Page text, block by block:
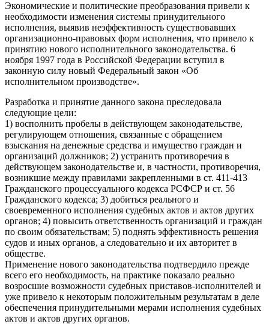
Экономические и политические преобразования привели к
необходимости изменения системы принудительного
исполнения, выявив неэффективность существовавших
организационно-правовых форм исполнения, что привело к
принятию нового исполнительного законодательства. 6
ноября 1997 года в Российской Федерации вступил в
законную силу новый Федеральный закон «Об
исполнительном производстве».
Разработка и принятие данного закона преследовала
следующие цели:
1) восполнить пробелы в действующем законодательстве,
регулирующем отношения, связанные с обращением
взыскания на денежные средства и имущество граждан и
организаций должников; 2) устранить противоречия в
действующем законодательстве и, в частности, противоречия,
возникшие между правилами закрепленными в ст. 411-413
Гражданского процессуального кодекса РСФСР и ст. 56
Гражданского кодекса; 3) добиться реального и
своевременного исполнения судебных актов и актов других
органов; 4) повысить ответственность организаций и граждан
по своим обязательствам; 5) поднять эффективность решения
судов и иных органов, а следовательно и их авторитет в
обществе.
Применение нового законодательства подтвердило прежде
всего его необходимость, на практике показало реально
возросшие возможности судебных приставов-исполнителей и
уже привело к некоторым положительным результатам в деле
обеспечения принудительными мерами исполнения судебных
актов и актов других органов.